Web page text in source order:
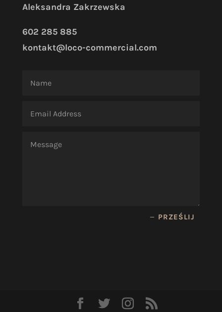
Aleksandra Zakrzewska
602 285 885
kontakt@loco-commercial.com
PRZEŚLIJ